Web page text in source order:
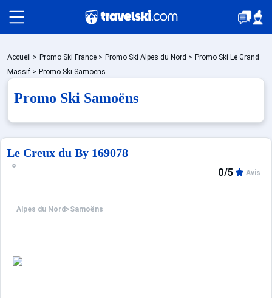
Packages
Stations
Hébergements
Accueil > Promo Ski France > Promo Ski Alpes du Nord > Promo Ski Le Grand
Massif > Promo Ski Samoëns
Promo Ski Samoëns
Le Creux du By 169078
Alpes du Nord >Samoëns
0/5 Avis